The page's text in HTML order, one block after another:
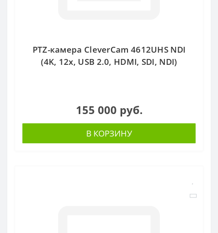
PTZ-камера CleverCam 4612UHS NDI
(4K, 12x, USB 2.0, HDMI, SDI, NDI)
155 000 руб.
В КОРЗИНУ